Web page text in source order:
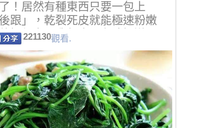
！居然有種東西只要一包上
後跟」，乾裂死皮就能極速粉嫩
好便宜，我怎麼現在才知道！
221130觀看.